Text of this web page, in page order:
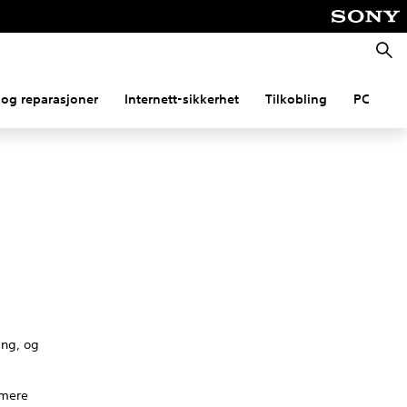
Søk
reparasjoner Internett-sikkerhet Tilkobling PC
og